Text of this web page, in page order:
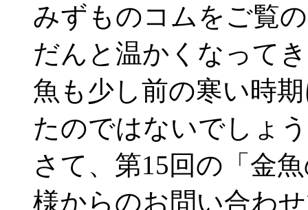
みずものコムをご覧
だんと温かくなって
魚も少し前の寒い時
たのではないでしょ
さて、第15回の「金
様からのお問い合わ